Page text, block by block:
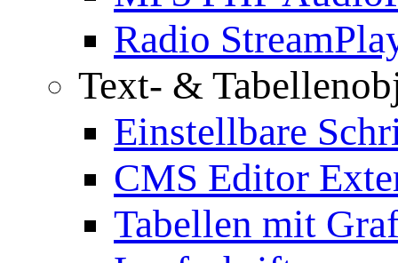
Radio
Text- &
Einstellbare
CMS Editor
Tabellen mit